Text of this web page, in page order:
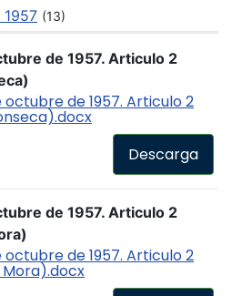
(13)
de 1957. Articulo 2
de 1957. Articulo 2
Descarga
de 1957. Articulo 2
de 1957. Articulo 2